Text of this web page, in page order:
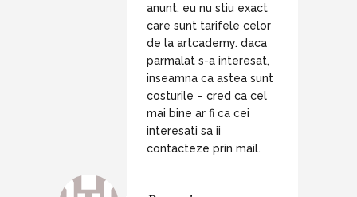
anunt. eu nu stiu exact
care sunt tarifele celor
de la artcademy. daca
parmalat s-a interesat,
inseamna ca astea sunt
costurile – cred ca cel
mai bine ar fi ca cei
interesati sa ii
contacteze prin mail.